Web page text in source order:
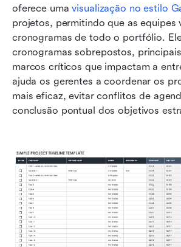
oferece uma visualização no estilo
projetos, permitindo que as equipes
cronogramas de todo o portfólio.
cronogramas sobrepostos,
marcos críticos que impactam a
ajuda os gerentes a coordenar os
mais eficaz, evitar conflitos de
conclusão pontual dos objetivos